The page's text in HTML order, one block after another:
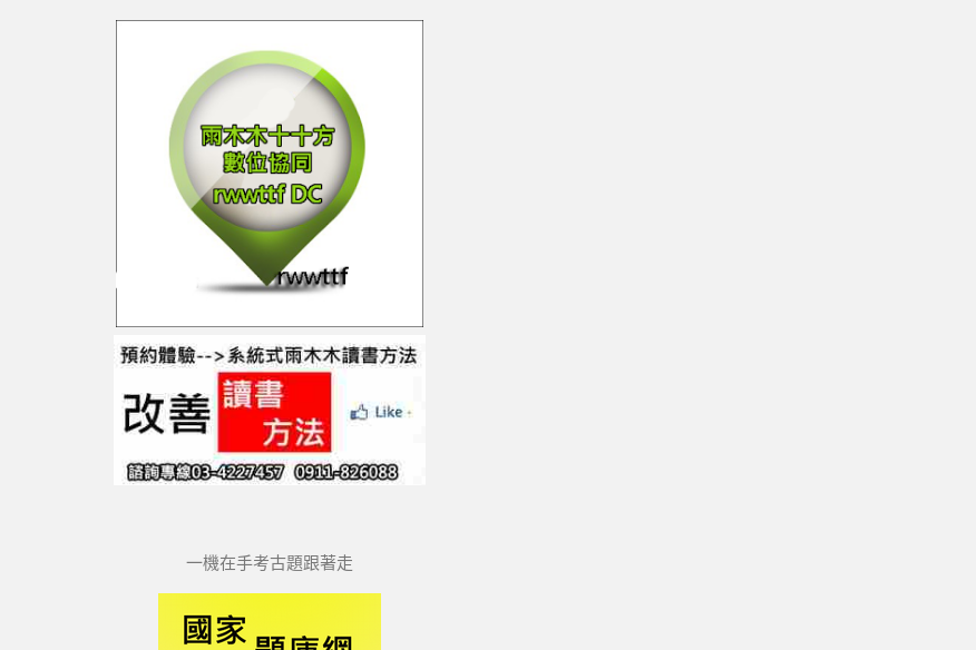
一機在手考古題跟著走